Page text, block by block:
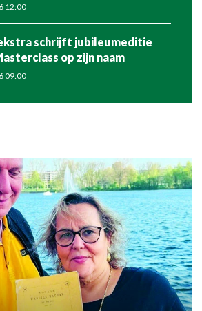
12:00
schrijft jubileumeditie
op zijn naam
09:00